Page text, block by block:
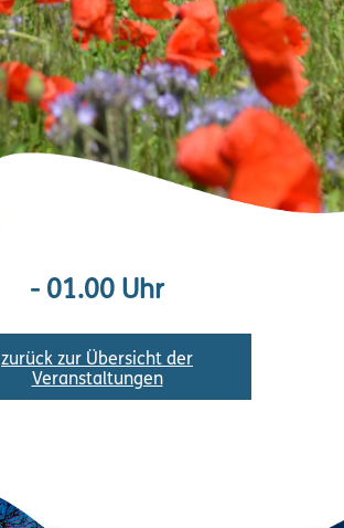
- 01.00 Uhr
zurück zur Übersicht der
Veranstaltungen